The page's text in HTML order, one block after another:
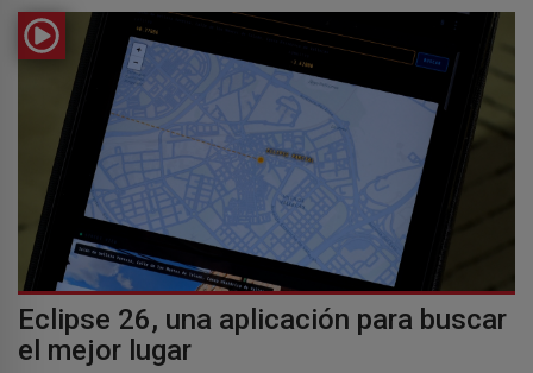
Eclipse 26, una aplicación para buscar
el mejor lugar